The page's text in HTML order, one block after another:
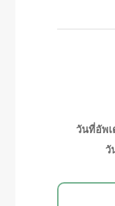
วันที่อัพเ
วั